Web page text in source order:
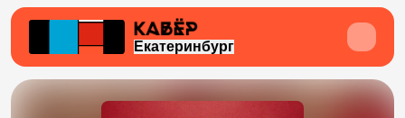
Екатеринбург